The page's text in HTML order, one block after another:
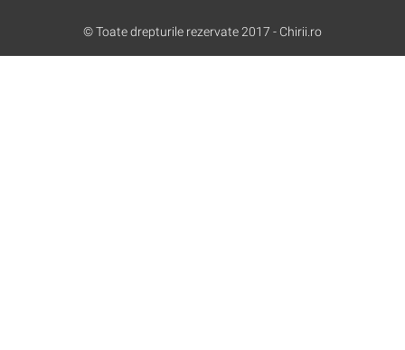
© Toate drepturile rezervate 2017 - Chirii.ro